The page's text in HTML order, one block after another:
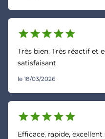
starstarstarstarstar
Très bien. Très réactif et
satisfaisant
le 18/03/2026
starstarstarstarstar
Efficace, rapide,